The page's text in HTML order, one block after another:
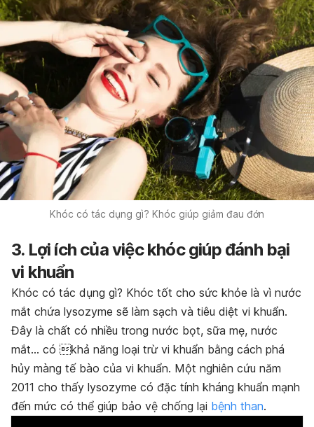
Khóc có tác dụng gì? Khóc giúp giảm đau đớn
3. Lợi ích của việc khóc giúp đánh bại
vi khuẩn
Khóc có tác dụng gì? Khóc tốt cho sức khỏe là vì nước
mắt chứa lysozyme sẽ làm sạch và tiêu diệt vi khuẩn.
Đây là chất có nhiều trong nước bọt, sữa mẹ, nước
mắt… có khả năng loại trừ vi khuẩn bằng cách phá
hủy màng tế bào của vi khuẩn. Một nghiên cứu năm
2011 cho thấy lysozyme có đặc tính kháng khuẩn mạnh
đến mức có thể giúp bảo vệ chống lại bệnh than.